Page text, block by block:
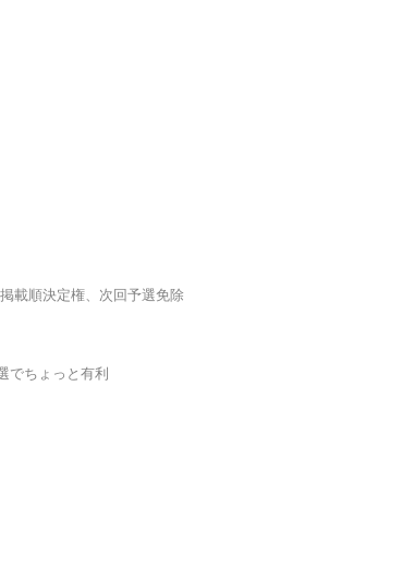
載順決定権、次回予選免除
ちょっと有利